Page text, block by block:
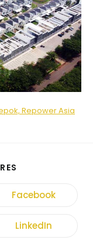
Repower Asia
Facebook
LinkedIn